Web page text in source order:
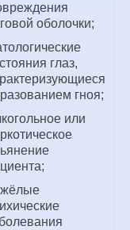
оболочки;
глаз,
гноя;
или